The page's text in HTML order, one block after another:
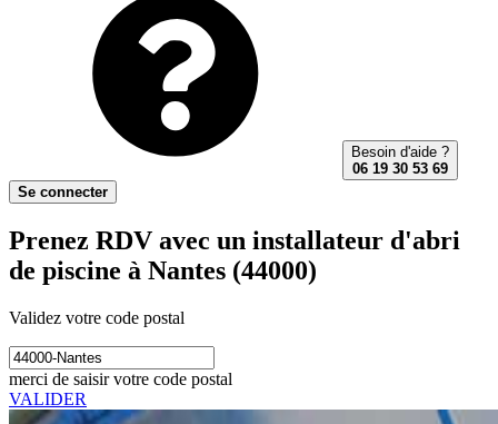
Besoin d'aide ?
06 19 30 53 69
Se connecter
Prenez RDV avec un installateur d'abri
de piscine à Nantes (44000)
Validez votre code postal
merci de saisir votre code postal
VALIDER